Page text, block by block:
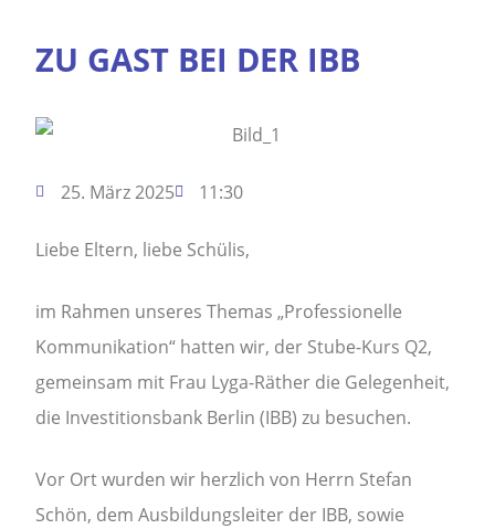
ZU GAST BEI DER IBB
25. März 2025 11:30
Liebe Eltern, liebe Schülis,
im Rahmen unseres Themas „Professionelle
Kommunikation“ hatten wir, der Stube-Kurs Q2,
gemeinsam mit Frau Lyga-Räther die Gelegenheit,
die Investitionsbank Berlin (IBB) zu besuchen.
Vor Ort wurden wir herzlich von Herrn Stefan
Schön, dem Ausbildungsleiter der IBB, sowie